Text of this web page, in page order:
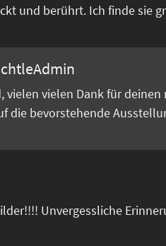
und berührt. Ich finde sie
vielen vielen Dank für
die bevorstehende
Unvergessliche